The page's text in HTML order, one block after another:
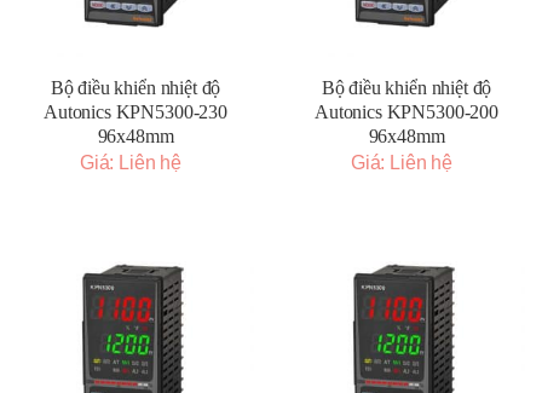
Bộ điều khiển nhiệt độ
Autonics KPN5300-230
96x48mm
Giá: Liên hệ
Bộ điều khiển nhiệt độ
Autonics KPN5300-200
96x48mm
Giá: Liên hệ